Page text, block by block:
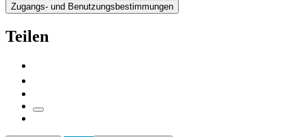
Zugangs- und Benutzungsbestimmungen
Teilen